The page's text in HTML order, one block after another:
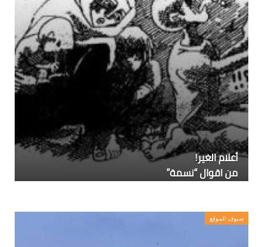
أعلام الغير!
من اقوال “نسمة”
ضيوف الموقع